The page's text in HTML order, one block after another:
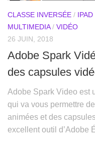
CLASSE INVERSÉE /
MULTIMEDIA/ VIDÉO
26 JUIN, 2018
Adobe Spark
des capsules
Adobe Spark Video est
qui va vous permettre
animées et des
excellent outil d’Adobe